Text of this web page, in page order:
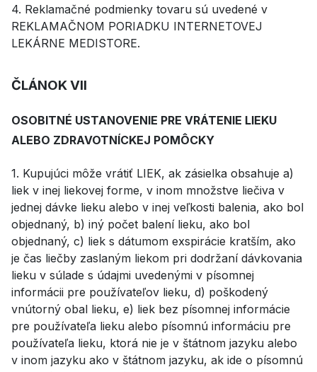
4. Reklamačné podmienky tovaru sú uvedené v
REKLAMAČNOM PORIADKU INTERNETOVEJ
LEKÁRNE MEDISTORE.
ČLÁNOK VII
OSOBITNÉ USTANOVENIE PRE VRÁTENIE LIEKU
ALEBO ZDRAVOTNÍCKEJ POMÔCKY
1. Kupujúci môže vrátiť LIEK, ak zásielka obsahuje a)
liek v inej liekovej forme, v inom množstve liečiva v
jednej dávke lieku alebo v inej veľkosti balenia, ako bol
objednaný, b) iný počet balení lieku, ako bol
objednaný, c) liek s dátumom exspirácie kratším, ako
je čas liečby zaslaným liekom pri dodržaní dávkovania
lieku v súlade s údajmi uvedenými v písomnej
informácii pre používateľov lieku, d) poškodený
vnútorný obal lieku, e) liek bez písomnej informácie
pre používateľa lieku alebo písomnú informáciu pre
používateľa lieku, ktorá nie je v štátnom jazyku alebo
v inom jazyku ako v štátnom jazyku, ak ide o písomnú